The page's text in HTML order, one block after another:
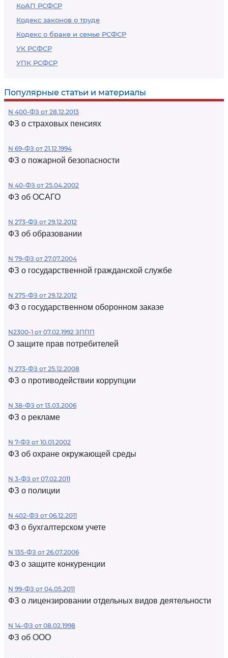
КоАП РСФСР
Кодекс законов о труде
Кодекс о браке и семье РСФСР
УК РСФСР
УПК РСФСР
Популярные статьи и материалы
N 400-ФЗ от 28.12.2013
ФЗ о страховых пенсиях
N 69-ФЗ от 21.12.1994
ФЗ о пожарной безопасности
N 40-ФЗ от 25.04.2002
ФЗ об ОСАГО
N 273-ФЗ от 29.12.2012
ФЗ об образовании
N 79-ФЗ от 27.07.2004
ФЗ о государственной гражданской службе
N 275-ФЗ от 29.12.2012
ФЗ о государственном оборонном заказе
N2300-1 от 07.02.1992 ЗППП
О защите прав потребителей
N 273-ФЗ от 25.12.2008
ФЗ о противодействии коррупции
N 38-ФЗ от 13.03.2006
ФЗ о рекламе
N 7-ФЗ от 10.01.2002
ФЗ об охране окружающей среды
N 3-ФЗ от 07.02.2011
ФЗ о полиции
N 402-ФЗ от 06.12.2011
ФЗ о бухгалтерском учете
N 135-ФЗ от 26.07.2006
ФЗ о защите конкуренции
N 99-ФЗ от 04.05.2011
ФЗ о лицензировании отдельных видов деятельности
N 14-ФЗ от 08.02.1998
ФЗ об ООО